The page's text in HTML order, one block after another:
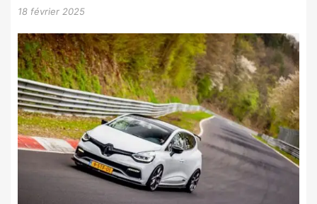
18 février 2025